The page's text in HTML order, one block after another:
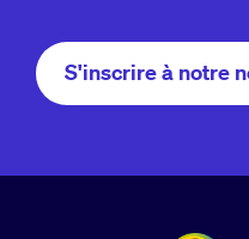
S'inscrire à notre